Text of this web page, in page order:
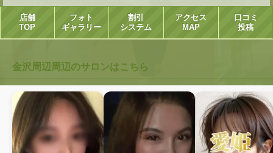
店舗
TOP
フォト
ギャラリー
割引
システム
アクセス
MAP
口コミ
投稿
金沢周辺周辺のサロンはこちら